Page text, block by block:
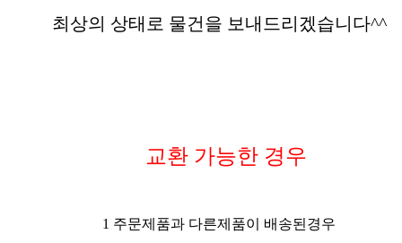
최상의 상태로 물건을 보내드리겠습니다^^
교환 가능한 경우
1 주문제품과 다른제품이 배송된경우